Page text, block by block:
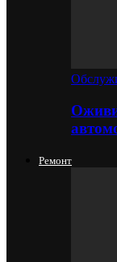
Ремонт